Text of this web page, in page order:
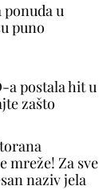
u
puno
a postala hit u
zašto
mreže! Za sve
naziv jela